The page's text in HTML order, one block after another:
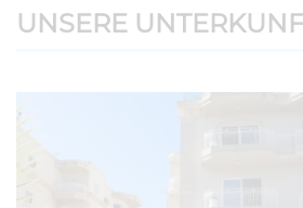
UNSERE